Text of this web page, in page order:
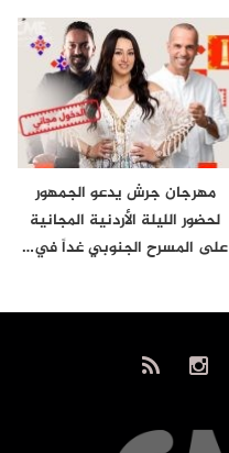
مهرجان جرش يدعو الجمهور
لحضور الليلة الأردنية المجانية
على المسرح الجنوبي غداً في…